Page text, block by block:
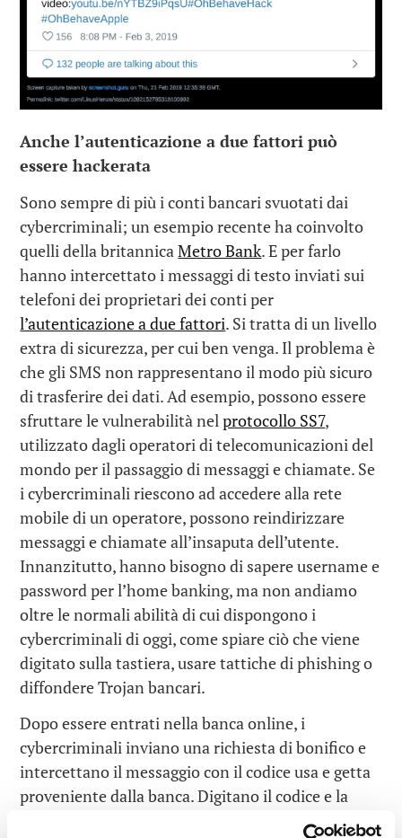
Anche l’autenticazione a due fattori può
essere hackerata
Sono sempre di più i conti bancari svuotati dai
cybercriminali; un esempio recente ha coinvolto
quelli della britannicaMetro Bank. E per farlo
hanno intercettato i messaggi di testo inviati sui
telefoni dei proprietari dei conti per
l’autenticazione a due fattori. Si tratta di un livello
extra di sicurezza, per cui ben venga. Il problema è
che gli SMS non rappresentano il modo più sicuro
di trasferire dei dati. Ad esempio, possono essere
sfruttare le vulnerabilità nelprotocollo SS7,
utilizzato dagli operatori di telecomunicazioni del
mondo per il passaggio di messaggi e chiamate. Se
i cybercriminali riescono ad accedere alla rete
mobile di un operatore, possono reindirizzare
messaggi e chiamate all’insaputa dell’utente.
Innanzitutto, hanno bisogno di sapere username e
password per l’home banking, ma non andiamo
oltre le normali abilità di cui dispongono i
cybercriminali di oggi, come spiare ciò che viene
digitato sulla tastiera, usare tattiche di phishing o
diffondere Trojan bancari.
Dopo essere entrati nella banca online, i
cybercriminali inviano una richiesta di bonifico e
intercettano il messaggio con il codice usa e getta
proveniente dalla banca. Digitano il codice e la
banca effettua il bonifico in quanto entrambi i due